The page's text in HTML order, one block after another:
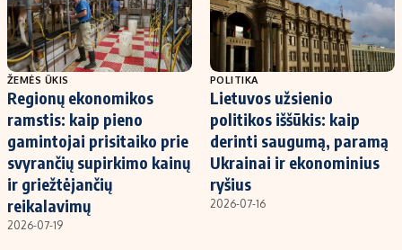
ŽEMĖS ŪKIS
Regionų ekonomikos
ramstis: kaip pieno
gamintojai prisitaiko prie
svyrančių supirkimo kainų
ir griežtėjančių
reikalavimų
2026-07-19
POLITIKA
Lietuvos užsienio
politikos iššūkis: kaip
derinti saugumą, paramą
Ukrainai ir ekonominius
ryšius
2026-07-16